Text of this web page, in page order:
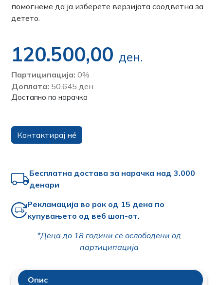
помогнеме да ја изберете верзијата соодветна за
детето.
120.500,00 ден.
Партиципација: 0%
Доплата: 50.645 ден
Достапно по нарачка
Контактирај нé
Бесплатна достава за нарачка над 3.000
денари
Рекламација во рок од 15 дена по
купувањето од веб шоп-от.
*Деца до 18 години се ослободени од
партиципација
Опис